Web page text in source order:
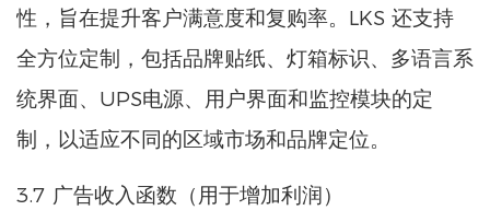
性，旨在提升客户满意度和复购率。LKS 还支持
全方位定制，包括品牌贴纸、灯箱标识、多语言系
统界面、UPS电源、用户界面和监控模块的定
制，以适应不同的区域市场和品牌定位。
3.7 广告收入函数（用于增加利润）